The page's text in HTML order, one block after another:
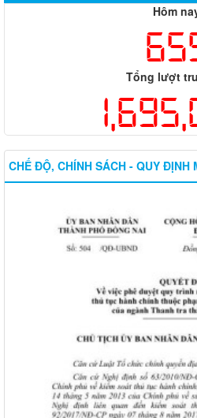
Hôm
Tổng lượt
CHẾ ĐỘ, CHÍNH SÁCH - QUY ĐỊNH